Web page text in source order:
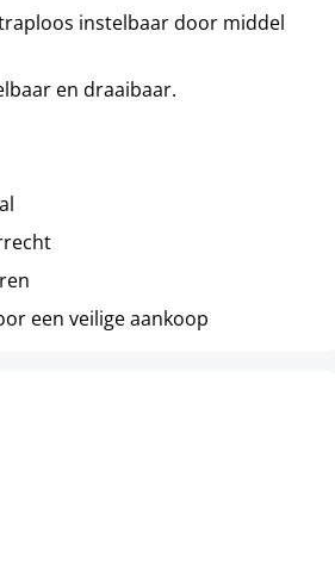
instelbaar door middel
en draaibaar.
een veilige aankoop